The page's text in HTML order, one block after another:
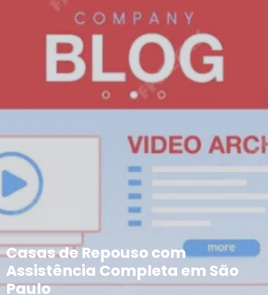
Casas de Repouso com
Assistência Completa em São
Paulo